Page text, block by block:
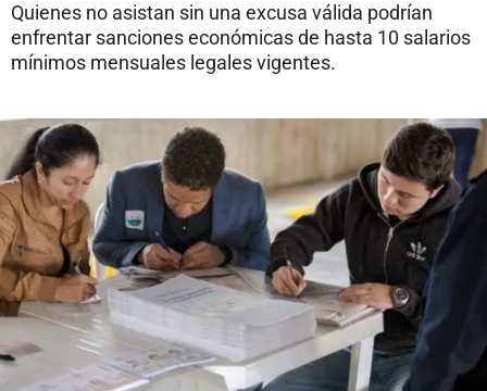
Quienes no asistan sin una excusa válida podrían
enfrentar sanciones económicas de hasta 10 salarios
mínimos mensuales legales vigentes.